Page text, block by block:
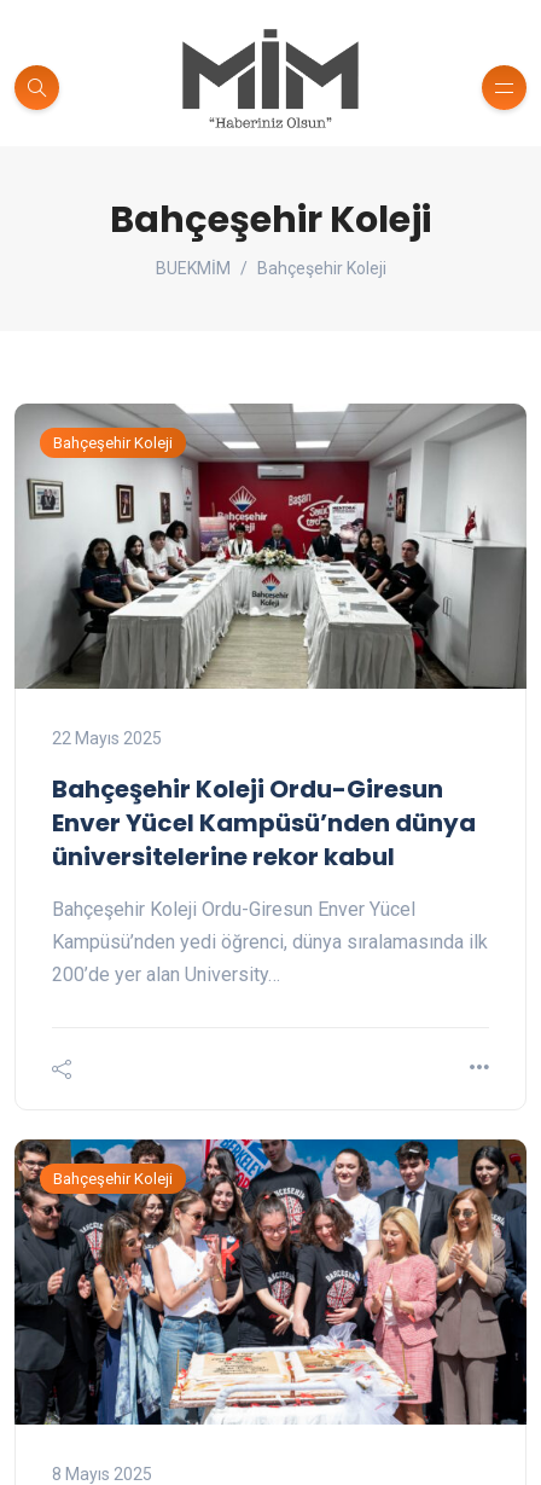
Bahçeşehir Koleji
BUEKMİM Bahçeşehir Koleji
Bahçeşehir Koleji
22 Mayıs 2025
Bahçeşehir Koleji Ordu-Giresun
Enver Yücel Kampüsü’nden dünya
üniversitelerine rekor kabul
Bahçeşehir Koleji Ordu-Giresun Enver Yücel
Kampüsü’nden yedi öğrenci, dünya sıralamasında ilk
200’de yer alan University…
Bahçeşehir Koleji
8 Mayıs 2025